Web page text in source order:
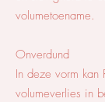
volumetoename.
Onverdund
In deze vorm kan
volumeverlies in